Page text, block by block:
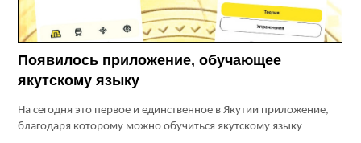
Появилось приложение, обучающее
якутскому языку
На сегодня это первое и единственное в Якутии приложение,
благодаря которому можно обучиться якутскому языку